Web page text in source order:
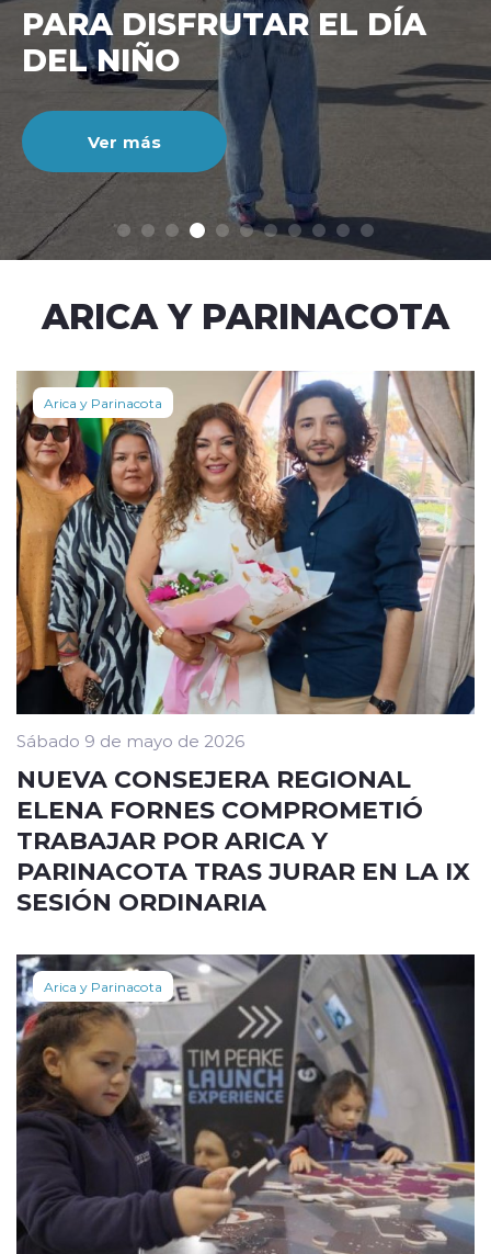
modo claro
CIENTO DURANTE EL MES
DE JULIO
Ver más
ARICA Y PARINACOTA
Arica y Parinacota
Sábado 9 de mayo de 2026
NUEVA CONSEJERA REGIONAL
ELENA FORNES COMPROMETIÓ
TRABAJAR POR ARICA Y
PARINACOTA TRAS JURAR EN LA IX
SESIÓN ORDINARIA
Arica y Parinacota